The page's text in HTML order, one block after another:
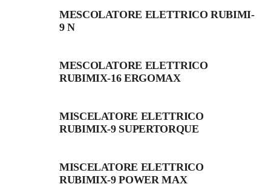
MESCOLATORE ELETTRICO RUBIMI-
9 N
MESCOLATORE ELETTRICO
RUBIMIX-16 ERGOMAX
MISCELATORE ELETTRICO
RUBIMIX-9 SUPERTORQUE
MISCELATORE ELETTRICO
RUBIMIX-9 POWER MAX